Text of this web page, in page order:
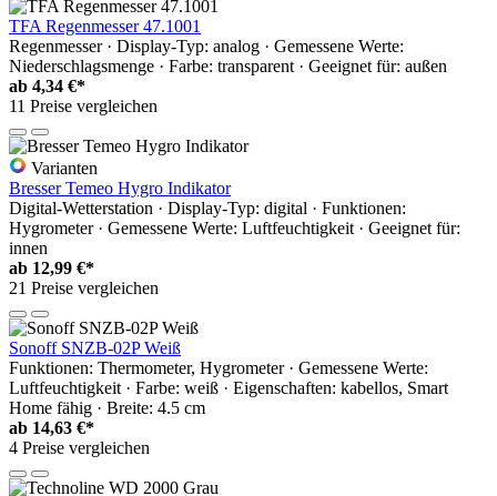
TFA Regenmesser 47.1001
Regenmesser · Display-Typ: analog · Gemessene Werte:
Niederschlagsmenge · Farbe: transparent · Geeignet für: außen
ab 4,34 €*
11 Preise vergleichen
Varianten
Bresser Temeo Hygro Indikator
Digital-Wetterstation · Display-Typ: digital · Funktionen:
Hygrometer · Gemessene Werte: Luftfeuchtigkeit · Geeignet für:
innen
ab 12,99 €*
21 Preise vergleichen
Sonoff SNZB-02P Weiß
Funktionen: Thermometer, Hygrometer · Gemessene Werte:
Luftfeuchtigkeit · Farbe: weiß · Eigenschaften: kabellos, Smart
Home fähig · Breite: 4.5 cm
ab 14,63 €*
4 Preise vergleichen